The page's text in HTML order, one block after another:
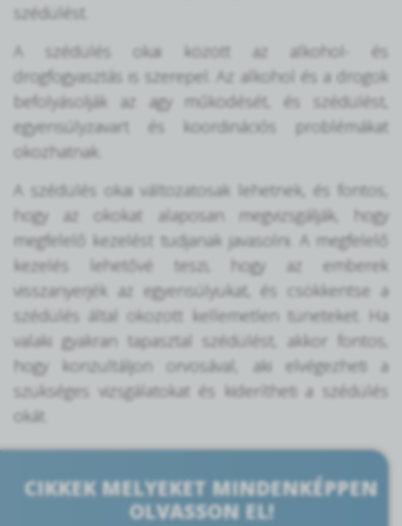
szédülést.
A szédülés okai között az alkohol- és
drogfogyasztás is szerepel. Az alkohol és a drogok
befolyásolják az agy működését, és szédülést,
egyensúlyzavart és koordinációs problémákat
okozhatnak.
A szédülés okai változatosak lehetnek, és fontos,
hogy az okokat alaposan megvizsgálják, hogy
megfelelő kezelést tudjanak javasolni. A megfelelő
kezelés lehetővé teszi, hogy az emberek
visszanyerjék az egyensúlyukat, és csökkentse a
szédülés által okozott kellemetlen tüneteket. Ha
valaki gyakran tapasztal szédülést, akkor fontos,
hogy konzultáljon orvosával, aki elvégezheti a
szükséges vizsgálatokat és kiderítheti a szédülés
okát.
CIKKEK MELYEKET MINDENKÉPPEN
OLVASSON EL!